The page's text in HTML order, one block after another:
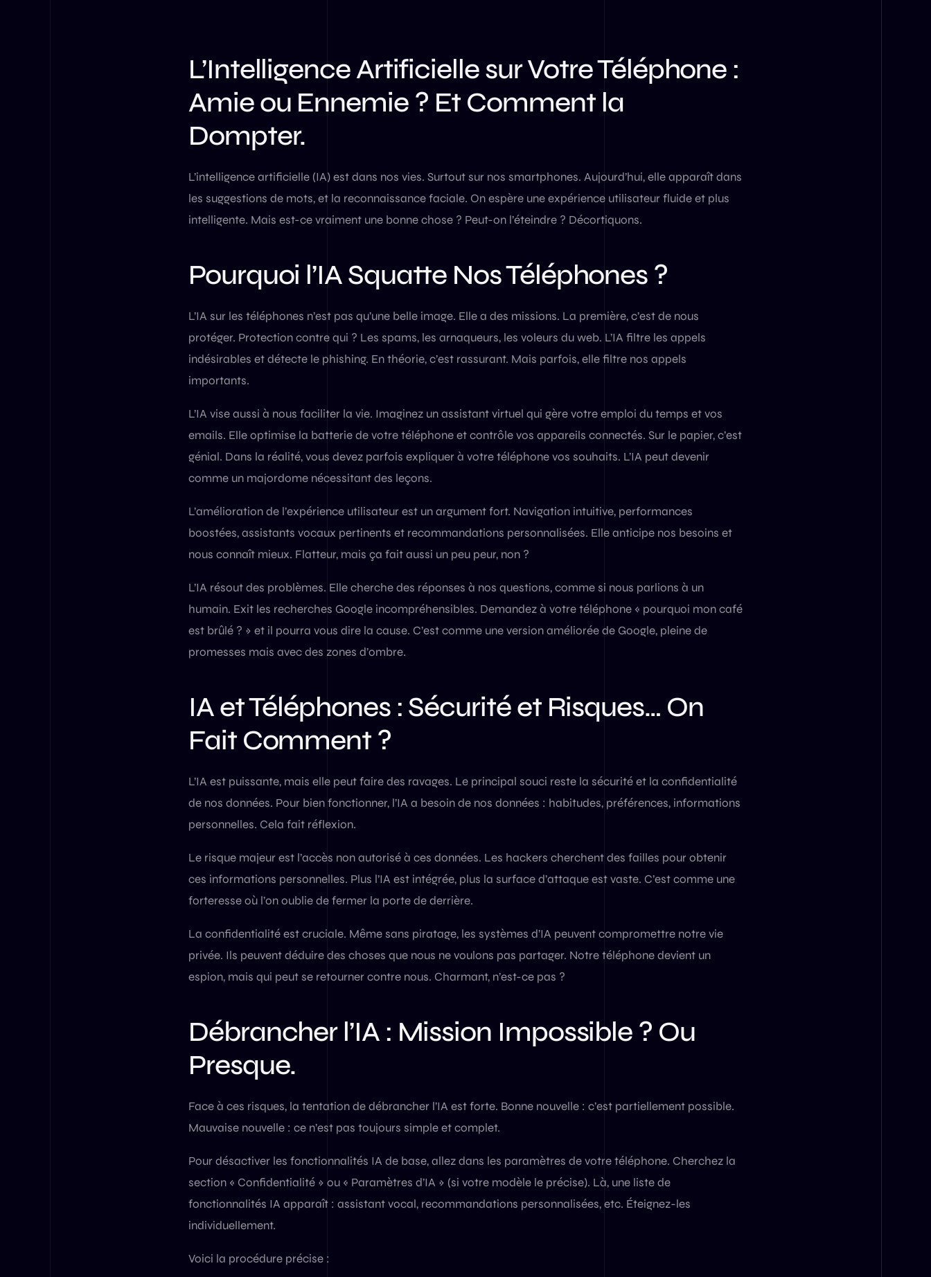
L’Intelligence Artificielle sur Votre Téléphone :
Amie ou Ennemie ? Et Comment la
Dompter.
L’intelligence artificielle (IA) est dans nos vies. Surtout sur nos smartphones. Aujourd’hui, elle apparaît dans
les suggestions de mots, et la reconnaissance faciale. On espère une expérience utilisateur fluide et plus
intelligente. Mais est-ce vraiment une bonne chose ? Peut-on l’éteindre ? Décortiquons.
Pourquoi l’IA Squatte Nos Téléphones ?
L’IA sur les téléphones n’est pas qu’une belle image. Elle a des missions. La première, c’est de nous
protéger. Protection contre qui ? Les spams, les arnaqueurs, les voleurs du web. L’IA filtre les appels
indésirables et détecte le phishing. En théorie, c’est rassurant. Mais parfois, elle filtre nos appels
importants.
L’IA vise aussi à nous faciliter la vie. Imaginez un assistant virtuel qui gère votre emploi du temps et vos
emails. Elle optimise la batterie de votre téléphone et contrôle vos appareils connectés. Sur le papier, c’est
génial. Dans la réalité, vous devez parfois expliquer à votre téléphone vos souhaits. L’IA peut devenir
comme un majordome nécessitant des leçons.
L’amélioration de l’expérience utilisateur est un argument fort. Navigation intuitive, performances
boostées, assistants vocaux pertinents et recommandations personnalisées. Elle anticipe nos besoins et
nous connaît mieux. Flatteur, mais ça fait aussi un peu peur, non ?
L’IA résout des problèmes. Elle cherche des réponses à nos questions, comme si nous parlions à un
humain. Exit les recherches Google incompréhensibles. Demandez à votre téléphone « pourquoi mon café
est brûlé ? » et il pourra vous dire la cause. C’est comme une version améliorée de Google, pleine de
promesses mais avec des zones d’ombre.
IA et Téléphones : Sécurité et Risques… On
Fait Comment ?
L’IA est puissante, mais elle peut faire des ravages. Le principal souci reste la sécurité et la confidentialité
de nos données. Pour bien fonctionner, l’IA a besoin de nos données : habitudes, préférences, informations
personnelles. Cela fait réflexion.
Le risque majeur est l’accès non autorisé à ces données. Les hackers cherchent des failles pour obtenir
ces informations personnelles. Plus l’IA est intégrée, plus la surface d’attaque est vaste. C’est comme une
forteresse où l’on oublie de fermer la porte de derrière.
La confidentialité est cruciale. Même sans piratage, les systèmes d’IA peuvent compromettre notre vie
privée. Ils peuvent déduire des choses que nous ne voulons pas partager. Notre téléphone devient un
espion, mais qui peut se retourner contre nous. Charmant, n’est-ce pas ?
Débrancher l’IA : Mission Impossible ? Ou
Presque.
Face à ces risques, la tentation de débrancher l’IA est forte. Bonne nouvelle : c’est partiellement possible.
Mauvaise nouvelle : ce n’est pas toujours simple et complet.
Pour désactiver les fonctionnalités IA de base, allez dans les paramètres de votre téléphone. Cherchez la
section « Confidentialité » ou « Paramètres d’IA » (si votre modèle le précise). Là, une liste de
fonctionnalités IA apparaît : assistant vocal, recommandations personnalisées, etc. Éteignez-les
individuellement.
Voici la procédure précise :